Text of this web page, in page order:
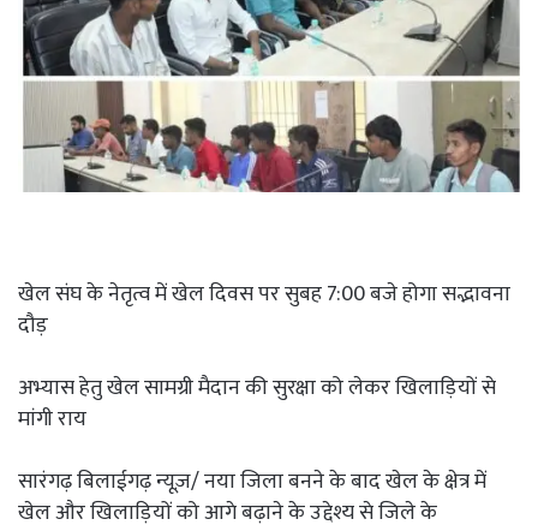
खेल संघ के नेतृत्व में खेल दिवस पर सुबह 7:00 बजे होगा सद्भावना
दौड़
अभ्यास हेतु खेल सामग्री मैदान की सुरक्षा को लेकर खिलाड़ियों से
मांगी राय
सारंगढ़ बिलाईगढ़ न्यूज़/ नया जिला बनने के बाद खेल के क्षेत्र में
खेल और खिलाड़ियों को आगे बढ़ाने के उद्देश्य से जिले के